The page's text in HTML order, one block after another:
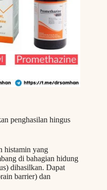
penghasilan hingus
histamin yang
di bahagian hidung
dihasilkan. Dapat
barrier) dan